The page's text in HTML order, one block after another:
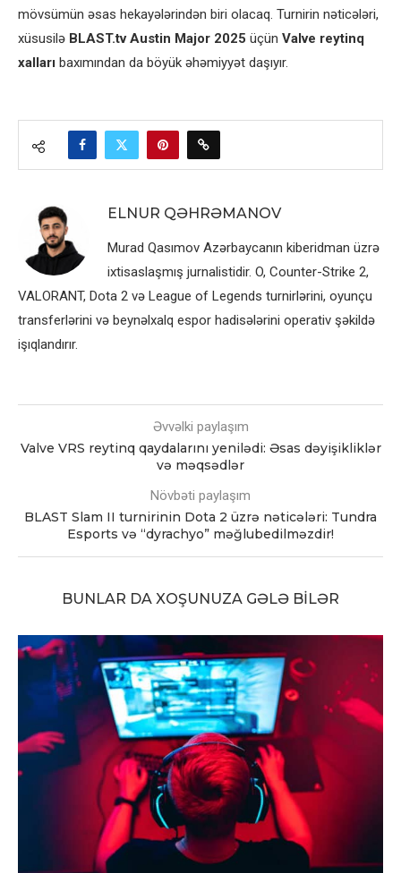
mövsümün əsas hekayələrindən biri olacaq. Turnirin nəticələri,
xüsusilə BLAST.tv Austin Major 2025 üçün Valve reytinq
xalları baxımından da böyük əhəmiyyət daşıyır.
ELNUR QƏHRƏMANOV
Murad Qasımov Azərbaycanın kiberidman üzrə
ixtisaslaşmış jurnalistidir. O, Counter-Strike 2,
VALORANT, Dota 2 və League of Legends turnirlərini, oyunçu
transferlərini və beynəlxalq espor hadisələrini operativ şəkildə
işıqlandırır.
Əvvəlki paylaşım
Valve VRS reytinq qaydalarını yenilədi: Əsas dəyişikliklər
və məqsədlər
Növbəti paylaşım
BLAST Slam II turnirinin Dota 2 üzrə nəticələri: Tundra
Esports və “dyrachyo” məğlubedilməzdir!
BUNLAR DA XOŞUNUZA GƏLƏ BILƏR